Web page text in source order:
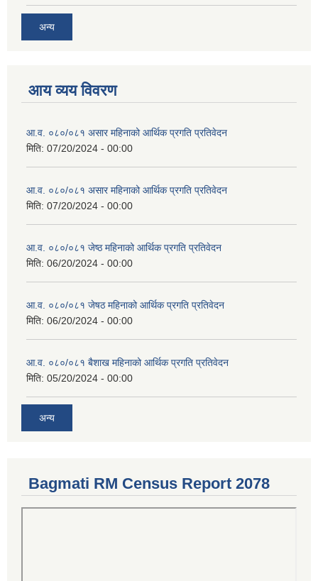
अन्य
आय व्यय विवरण
आ.व. ०८०/०८१ असार महिनाको आर्थिक प्रगति प्रतिवेदन
मिति: 07/20/2024 - 00:00
आ.व. ०८०/०८१ असार महिनाको आर्थिक प्रगति प्रतिवेदन
मिति: 07/20/2024 - 00:00
आ.व. ०८०/०८१ जेष्ठ महिनाको आर्थिक प्रगति प्रतिवेदन
मिति: 06/20/2024 - 00:00
आ.व. ०८०/०८१ जेषठ महिनाको आर्थिक प्रगति प्रतिवेदन
मिति: 06/20/2024 - 00:00
आ.व. ०८०/०८१ बैशाख महिनाको आर्थिक प्रगति प्रतिवेदन
मिति: 05/20/2024 - 00:00
अन्य
Bagmati RM Census Report 2078